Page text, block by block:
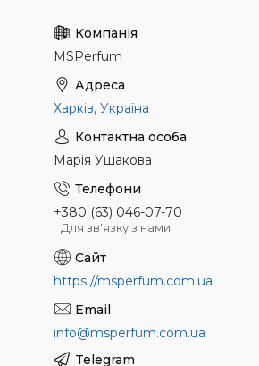
MSPerfum
Харків, Україна
Марія Ушакова
+380 (63) 046-07-70
Для зв'язку з нами
https://msperfum.com.ua
info@msperfum.com.ua